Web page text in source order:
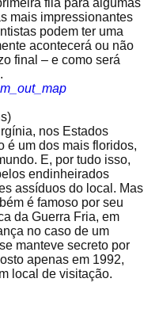
fila para algumas
mais impressionantes
podem ter uma
acontecerá ou não
final – e como será
nos Estados
é um dos mais floridos,
E, por tudo isso,
endinheirados
assíduos do local. Mas
é famoso por seu
da Guerra Fria, em
no caso de um
manteve secreto por
apenas em 1992,
local de visitação.